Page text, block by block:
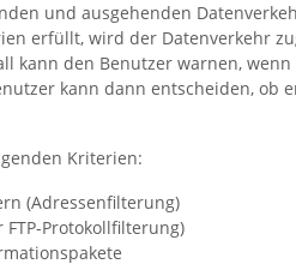
und ausgehenden
erfüllt, wird der Datenverkehr
kann den Benutzer warnen, wenn
kann dann entscheiden, ob
Kriterien:
(Adressenfilterung)
FTP-Protokollfilterung)